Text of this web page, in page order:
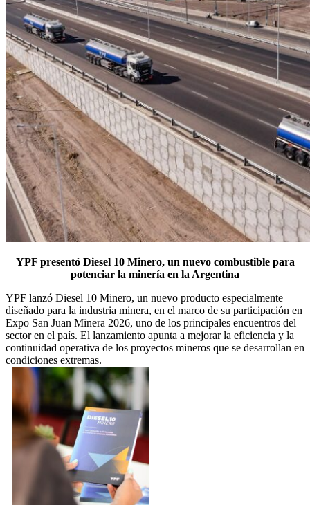
YPF presentó Diesel 10 Minero, un nuevo combustible para
potenciar la minería en la Argentina
YPF lanzó Diesel 10 Minero, un nuevo producto especialmente
diseñado para la industria minera, en el marco de su participación en
Expo San Juan Minera 2026, uno de los principales encuentros del
sector en el país. El lanzamiento apunta a mejorar la eficiencia y la
continuidad operativa de los proyectos mineros que se desarrollan en
condiciones extremas.